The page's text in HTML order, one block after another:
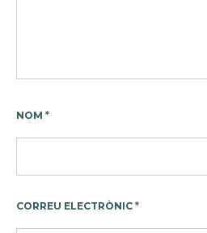
NOM *
CORREU ELECTRÒNIC *